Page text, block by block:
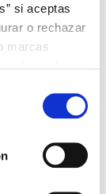
si aceptas
o rechazar
marcas
ligera.